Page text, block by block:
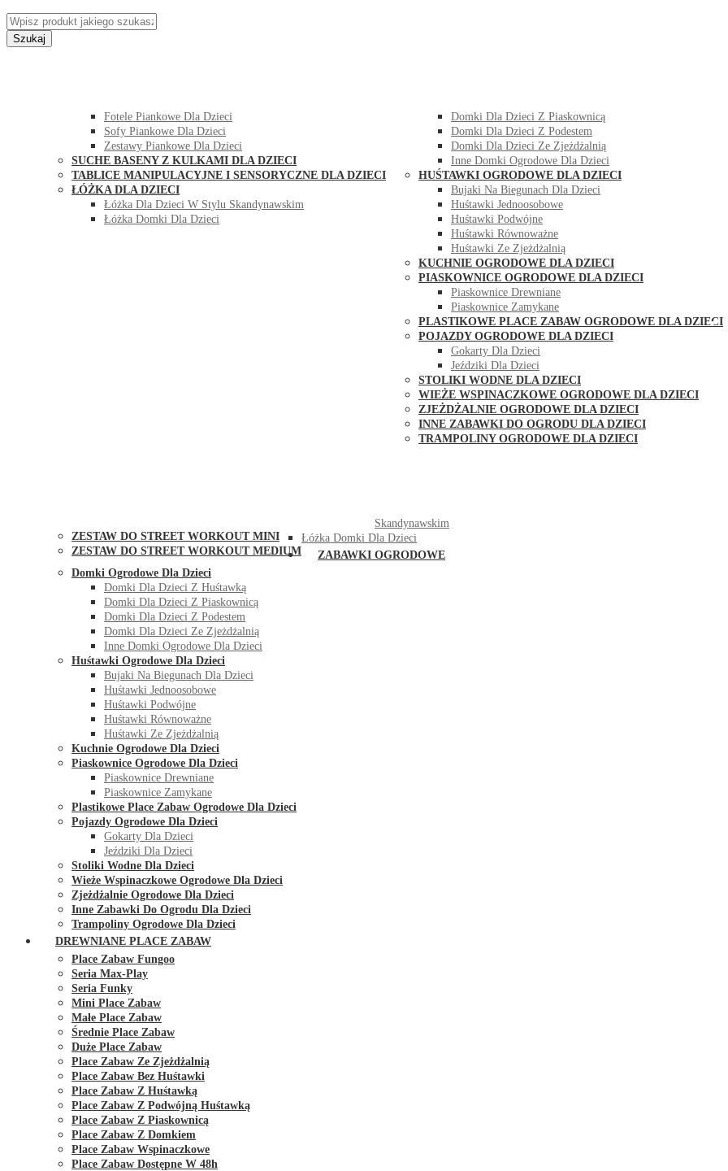
Szukaj
Fotele Piankowe Dla Dzieci
Sofy Piankowe Dla Dzieci
Zestawy Piankowe Dla Dzieci
SUCHE BASENY Z KULKAMI DLA DZIECI
TABLICE MANIPULACYJNE I SENSORYCZNE DLA DZIECI
ŁÓŻKA DLA DZIECI
Łóżka Dla Dzieci W Stylu Skandynawskim
Łóżka Domki Dla Dzieci
Domki Dla Dzieci Z Piaskownicą
Domki Dla Dzieci Z Podestem
Domki Dla Dzieci Ze Zjeżdżalnią
Inne Domki Ogrodowe Dla Dzieci
HUŚTAWKI OGRODOWE DLA DZIECI
Bujaki Na Biegunach Dla Dzieci
Huśtawki Jednoosobowe
Huśtawki Podwójne
Huśtawki Równoważne
Huśtawki Ze Zjeżdżalnią
KUCHNIE OGRODOWE DLA DZIECI
PIASKOWNICE OGRODOWE DLA DZIECI
Piaskownice Drewniane
Piaskownice Zamykane
PLASTIKOWE PLACE ZABAW OGRODOWE DLA DZIECI
POJAZDY OGRODOWE DLA DZIECI
Gokarty Dla Dzieci
Jeździki Dla Dzieci
STOLIKI WODNE DLA DZIECI
WIEŻE WSPINACZKOWE OGRODOWE DLA DZIECI
ZJEŻDŻALNIE OGRODOWE DLA DZIECI
INNE ZABAWKI DO OGRODU DLA DZIECI
TRAMPOLINY OGRODOWE DLA DZIECI
ZESTAW DO STREET WORKOUT MINI
ZESTAW DO STREET WORKOUT MEDIUM
Skandynawskim
Łóżka Domki Dla Dzieci
ZABAWKI OGRODOWE
Domki Ogrodowe Dla Dzieci
Domki Dla Dzieci Z Huśtawką
Domki Dla Dzieci Z Piaskownicą
Domki Dla Dzieci Z Podestem
Domki Dla Dzieci Ze Zjeżdżalnią
Inne Domki Ogrodowe Dla Dzieci
Huśtawki Ogrodowe Dla Dzieci
Bujaki Na Biegunach Dla Dzieci
Huśtawki Jednoosobowe
Huśtawki Podwójne
Huśtawki Równoważne
Huśtawki Ze Zjeżdżalnią
Kuchnie Ogrodowe Dla Dzieci
Piaskownice Ogrodowe Dla Dzieci
Piaskownice Drewniane
Piaskownice Zamykane
Plastikowe Place Zabaw Ogrodowe Dla Dzieci
Pojazdy Ogrodowe Dla Dzieci
Gokarty Dla Dzieci
Jeździki Dla Dzieci
Stoliki Wodne Dla Dzieci
Wieże Wspinaczkowe Ogrodowe Dla Dzieci
Zjeżdżalnie Ogrodowe Dla Dzieci
Inne Zabawki Do Ogrodu Dla Dzieci
Trampoliny Ogrodowe Dla Dzieci
DREWNIANE PLACE ZABAW
Place Zabaw Fungoo
Seria Max-Play
Seria Funky
Mini Place Zabaw
Małe Place Zabaw
Średnie Place Zabaw
Duże Place Zabaw
Place Zabaw Ze Zjeżdżalnią
Place Zabaw Bez Huśtawki
Place Zabaw Z Huśtawką
Place Zabaw Z Podwójną Huśtawką
Place Zabaw Z Piaskownicą
Place Zabaw Z Domkiem
Place Zabaw Wspinaczkowe
Place Zabaw Dostępne W 48h